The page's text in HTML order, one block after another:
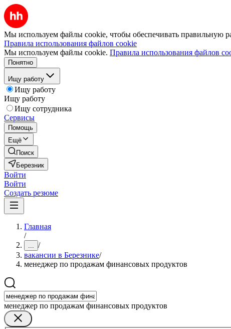
Мы используем файлы cookie, чтобы обеспечивать правильную
Правила использования файлов cookie
Мы используем файлы cookie. Правила использования файлов
Понятно
Ищу работу
Ищу работу
Ищу работу
Ищу сотрудника
Сервисы
Помощь
Ещё
Поиск
Березник
Войти
Войти
Создать резюме
Главная
/
... /
вакансии в Березнике/
менеджер по продажам финансовых продуктов
менеджер по продажам финансовых продуктов